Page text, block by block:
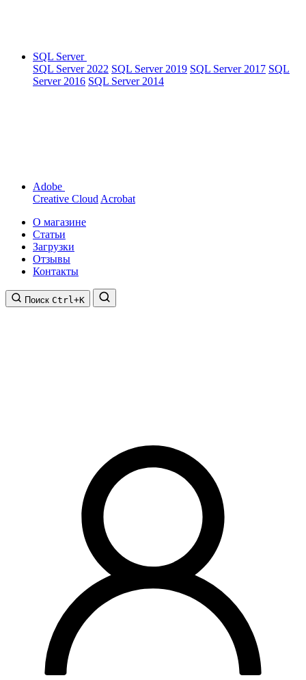
SQL Server
SQL Server 2022 SQL Server 2019 SQL Server 2017 SQL
Server 2016 SQL Server 2014
Adobe
Creative Cloud Acrobat
О магазине
Статьи
Загрузки
Отзывы
Контакты
Поиск Ctrl+K